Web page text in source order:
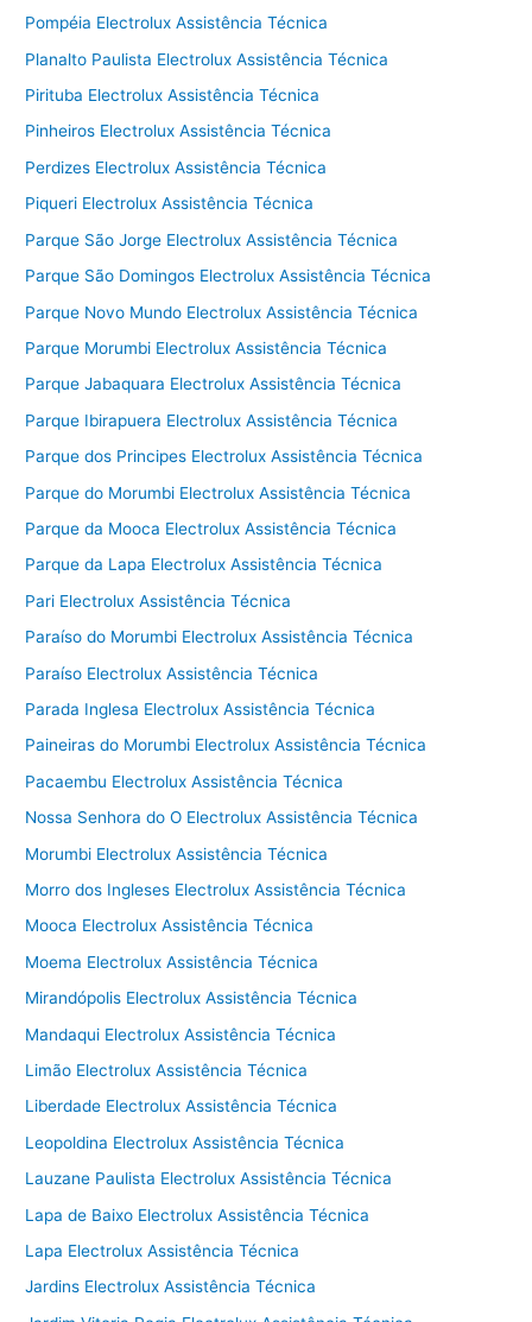
Pompéia Electrolux Assistência Técnica
Planalto Paulista Electrolux Assistência Técnica
Pirituba Electrolux Assistência Técnica
Pinheiros Electrolux Assistência Técnica
Perdizes Electrolux Assistência Técnica
Piqueri Electrolux Assistência Técnica
Parque São Jorge Electrolux Assistência Técnica
Parque São Domingos Electrolux Assistência Técnica
Parque Novo Mundo Electrolux Assistência Técnica
Parque Morumbi Electrolux Assistência Técnica
Parque Jabaquara Electrolux Assistência Técnica
Parque Ibirapuera Electrolux Assistência Técnica
Parque dos Principes Electrolux Assistência Técnica
Parque do Morumbi Electrolux Assistência Técnica
Parque da Mooca Electrolux Assistência Técnica
Parque da Lapa Electrolux Assistência Técnica
Pari Electrolux Assistência Técnica
Paraíso do Morumbi Electrolux Assistência Técnica
Paraíso Electrolux Assistência Técnica
Parada Inglesa Electrolux Assistência Técnica
Paineiras do Morumbi Electrolux Assistência Técnica
Pacaembu Electrolux Assistência Técnica
Nossa Senhora do O Electrolux Assistência Técnica
Morumbi Electrolux Assistência Técnica
Morro dos Ingleses Electrolux Assistência Técnica
Mooca Electrolux Assistência Técnica
Moema Electrolux Assistência Técnica
Mirandópolis Electrolux Assistência Técnica
Mandaqui Electrolux Assistência Técnica
Limão Electrolux Assistência Técnica
Liberdade Electrolux Assistência Técnica
Leopoldina Electrolux Assistência Técnica
Lauzane Paulista Electrolux Assistência Técnica
Lapa de Baixo Electrolux Assistência Técnica
Lapa Electrolux Assistência Técnica
Jardins Electrolux Assistência Técnica